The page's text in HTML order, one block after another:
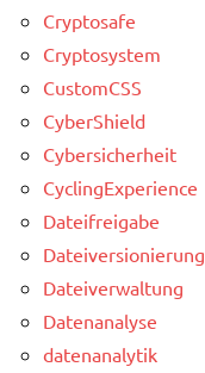
Cryptosafe
Cryptosystem
CustomCSS
CyberShield
Cybersicherheit
CyclingExperience
Dateifreigabe
Dateiversionierung
Dateiverwaltung
Datenanalyse
datenanalytik